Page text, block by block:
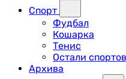
Спорт
Фудбал
Кошарка
Тенис
Остали
Архива